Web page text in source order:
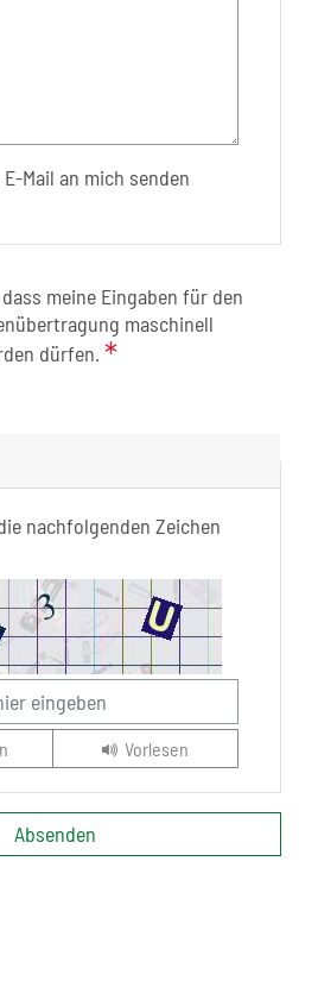
Mail an mich senden
meine Eingaben für den
maschinell
dürfen.
nachfolgenden Zeichen
Sie die Zeichen ein, die Sie im Bild
Vorlesen
Absenden